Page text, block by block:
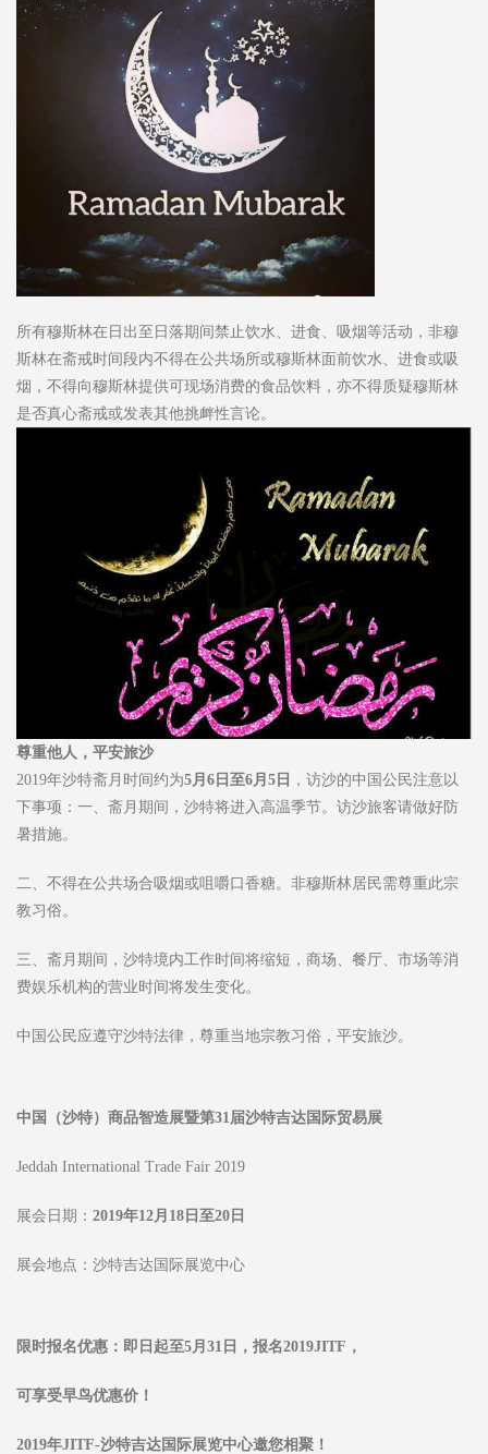
所有穆斯林在日出至日落期间禁止饮水、进食、吸烟等活动，非穆
斯林在斋戒时间段内不得在公共场所或穆斯林面前饮水、进食或吸
烟，不得向穆斯林提供可现场消费的食品饮料，亦不得质疑穆斯林
是否真心斋戒或发表其他挑衅性言论。
尊重他人，平安旅沙
2019年沙特斋月时间约为5月6日至6月5日 ，访沙的中国公民注意以
下事项：一、斋月期间，沙特将进入高温季节。访沙旅客请做好防
暑措施。
二、不得在公共场合吸烟或咀嚼口香糖。非穆斯林居民需尊重此宗
教习俗。
三、斋月期间，沙特境内工作时间将缩短，商场、餐厅、市场等消
费娱乐机构的营业时间将发生变化。
中国公民应遵守沙特法律，尊重当地宗教习俗，平安旅沙。
中国（沙特）商品智造展暨第31届沙特吉达国际贸易展
Jeddah International Trade Fair 2019
展会日期： 2019年12月18日至20日
展会地点：沙特吉达国际展览中心‍
限时报名优惠：即日起至5月31日，报名2019JITF，
可享受早鸟优惠价！
2019年JITF-沙特吉达国际展览中心邀您相聚！